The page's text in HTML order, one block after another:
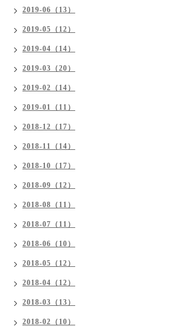
2019-06（13）
2019-05（12）
2019-04（14）
2019-03（20）
2019-02（14）
2019-01（11）
2018-12（17）
2018-11（14）
2018-10（17）
2018-09（12）
2018-08（11）
2018-07（11）
2018-06（10）
2018-05（12）
2018-04（12）
2018-03（13）
2018-02（10）